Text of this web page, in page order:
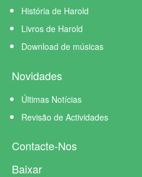
História de Harold
Livros de Harold
Download de músicas
Novidades
Últimas Notícias
Revisão de Actividades
Contacte-Nos
Baixar